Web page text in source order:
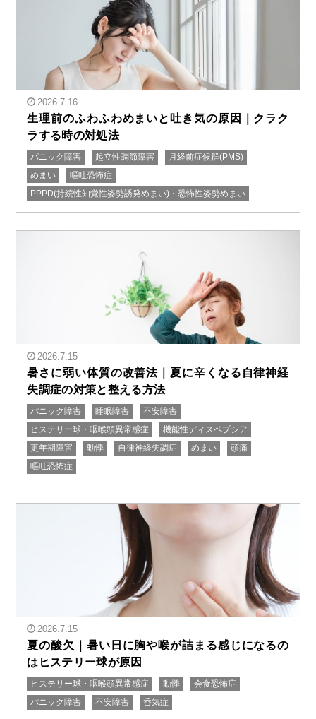
" alt="生理前のふわふわめまいと吐き気の原因｜クラク
ラする時の対処法"/>
2026.7.16
生理前のふわふわめまいと吐き気の原因｜クラク
ラする時の対処法
パニック障害 起立性調節障害
月経前症候群(PMS)
めまい
嘔吐恐怖症
PPPD(持続性知覚性姿勢誘発めまい)・恐怖性姿勢めまい
" alt="暑さに弱い体質の改善法｜夏に辛くなる自律神経
失調症の対策と整える方法"/>
2026.7.15
暑さに弱い体質の改善法｜夏に辛くなる自律神経
失調症の対策と整える方法
パニック障害 睡眠障害
不安障害
ヒステリー球・咽喉頭異常感症
機能性ディスペプシア
更年期障害
動悸 自律神経失調症 めまい
頭痛
嘔吐恐怖症
" alt="夏の酸欠｜暑い日に胸や喉が詰まる感じになるの
2026.7.15
夏の酸欠｜暑い日に胸や喉が詰まる感じになるの
はヒステリー球が原因
ヒステリー球・咽喉頭異常感症 動悸
会食恐怖症
パニック障害
不安障害 呑気症